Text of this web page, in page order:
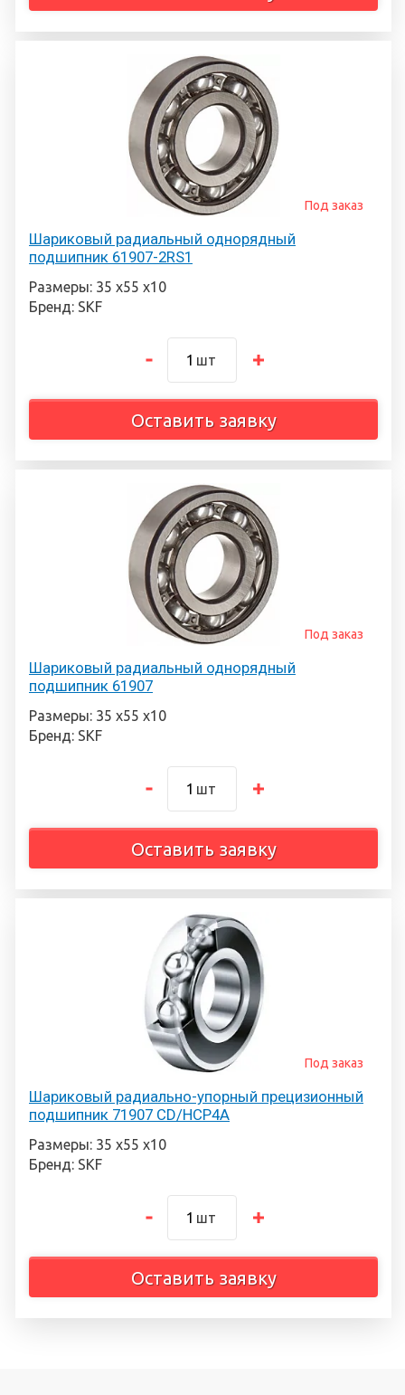
Шариковый радиальный однорядный
подшипник 61907-2RS1
Под заказ
Размеры: 35 х55 х10
Бренд: SKF
шт
Оставить заявку
Шариковый радиальный однорядный
подшипник 61907
Под заказ
Размеры: 35 х55 х10
Бренд: SKF
шт
Оставить заявку
Шариковый радиально-упорный прецизионный
подшипник 71907 CD/HCP4A
Под заказ
Размеры: 35 х55 х10
Бренд: SKF
шт
Оставить заявку